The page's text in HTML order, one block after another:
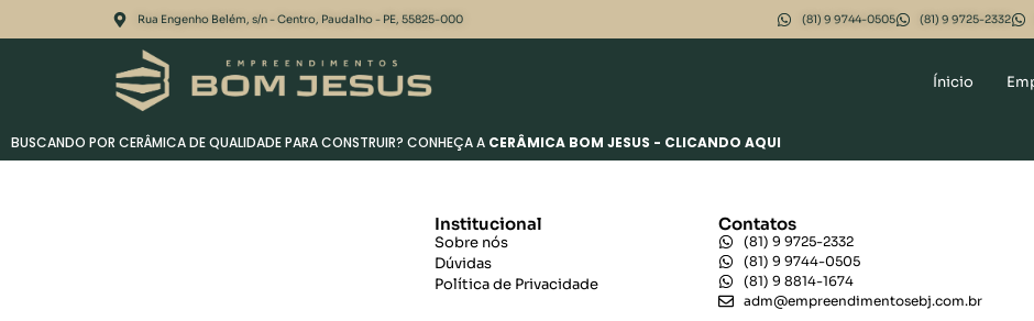
Rua Engenho Belém, s/n - Centro, Paudalho - PE, 55825-000 (81) 9 9744-0505 (81) 9 9725-2332
Ínicio
BUSCANDO POR CERÂMICA DE QUALIDADE PARA CONSTRUIR? CONHEÇA A CERÂMICA BOM JESUS - CLICANDO AQUI
Institucional
Sobre nós
Dúvidas
Política de Privacidade
Contatos
(81) 9 9725-2332
(81) 9 9744-0505
(81) 9 8814-1674
adm@empreendimentosebj.com.br